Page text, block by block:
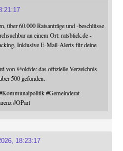
über 60.000 Ratsanträge und -beschlüsse
an einem Ort: ratsblick.de -
Inklusive E-Mail-Alerts für deine
von @okfde: das offizielle Verzeichnis
500 gefunden.
Kommunalpolitik #Gemeinderat
#OParl
18:23:17